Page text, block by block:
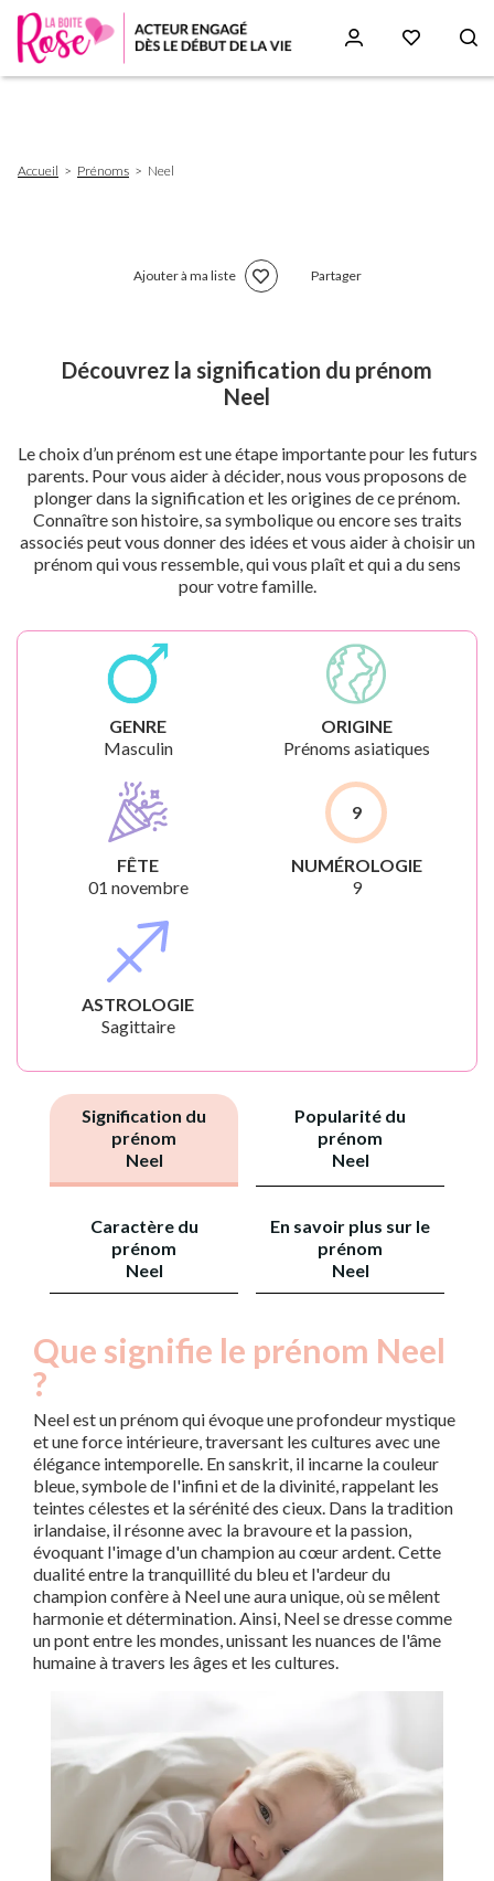
d'Ariane
Accueil Prénoms Neel
Ajouter à ma liste Partager
Découvrez la signification du prénom
Neel
Le choix d’un prénom est une étape importante pour les futurs
parents. Pour vous aider à décider, nous vous proposons de
plonger dans la signification et les origines de ce prénom.
Connaître son histoire, sa symbolique ou encore ses traits
associés peut vous donner des idées et vous aider à choisir un
prénom qui vous ressemble, qui vous plaît et qui a du sens
pour votre famille.
GENRE
Masculin
ORIGINE
Prénoms asiatiques
FÊTE
01 novembre
9
NUMÉROLOGIE
9
ASTROLOGIE
Sagittaire
Signification du
prénom
Neel
Popularité du
prénom
Neel
Caractère du
prénom
Neel
En savoir plus sur le
prénom
Neel
Que signifie le prénom Neel
?
Neel est un prénom qui évoque une profondeur mystique
et une force intérieure, traversant les cultures avec une
élégance intemporelle. En sanskrit, il incarne la couleur
bleue, symbole de l'infini et de la divinité, rappelant les
teintes célestes et la sérénité des cieux. Dans la tradition
irlandaise, il résonne avec la bravoure et la passion,
évoquant l'image d'un champion au cœur ardent. Cette
dualité entre la tranquillité du bleu et l'ardeur du
champion confère à Neel une aura unique, où se mêlent
harmonie et détermination. Ainsi, Neel se dresse comme
un pont entre les mondes, unissant les nuances de l'âme
humaine à travers les âges et les cultures.